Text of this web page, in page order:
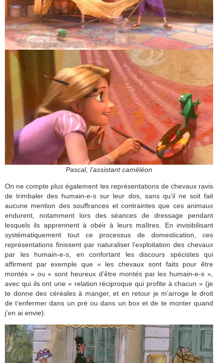
Pascal, l’assistant caméléon
On ne compte plus également les représentations de chevaux ravis
de trimbaler des humain-e-s sur leur dos, sans qu’il ne soit fait
aucune mention des souffrances et contraintes que ces animaux
endurent, notamment lors des séances de dressage pendant
lesquels ils apprennent à obéir à leurs maîtres. En invisibilisant
systématiquement tout ce processus de domestication, ces
représentations finissent par naturaliser l’exploitation des chevaux
par les humain-e-s, en confortant les discours spécistes qui
affirment par exemple que « les chevaux sont faits pour être
montés » ou « sont heureux d’être montés par les humain-e-s »,
avec qui ils ont une « relation réciproque qui profite à chacun » (je
te donne des céréales à manger, et en retour je m’arroge le droit
de t’enfermer dans un pré ou dans un box et de te monter quand
j’en ai envie).